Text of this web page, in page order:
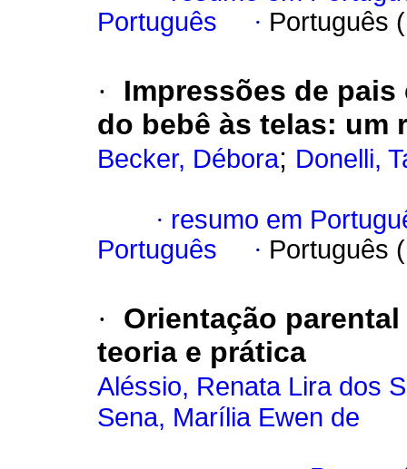
Português
· Português
·
Impressões de
do bebê às telas: um
Becker, Débora; Donelli,
· resumo em
Português
· Português
·
Orientação parental
teoria e prática
Aléssio, Renata Lira dos
Sena, Marília Ewen de